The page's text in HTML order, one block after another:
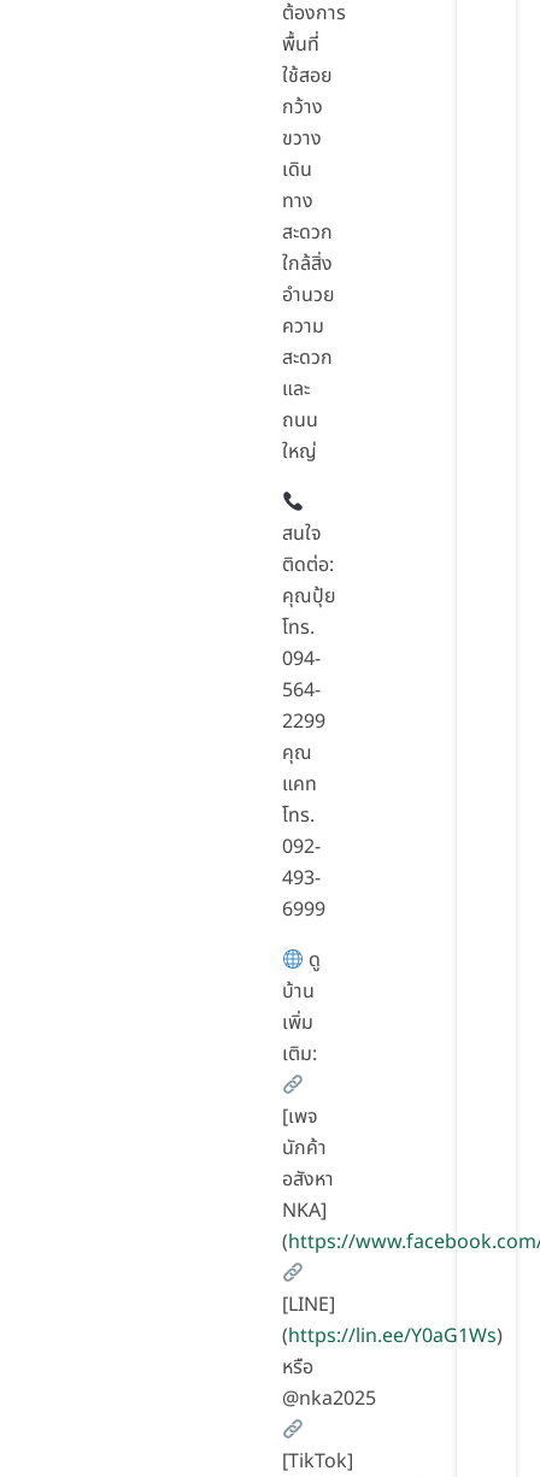
ต้องการ
พื้นที่
ใช้สอย
กว้าง
ขวาง
เดิน
ทาง
สะดวก
ใกล้สิ่ง
อำนวย
ความ
สะดวก
และ
ถนน
ใหญ่
สนใจ
ติดต่อ:
คุณปุ้ย
โทร.
094-
564-
2299
คุณ
แคท
โทร.
092-
493-
6999
ดู
บ้าน
เพิ่ม
เติม:
[เพจ
นักค้า
อสังหา
NKA]
(https://
[LINE]
(https://lin.ee/Y0aG1Ws)
หรือ
@nka2025
[TikTok]